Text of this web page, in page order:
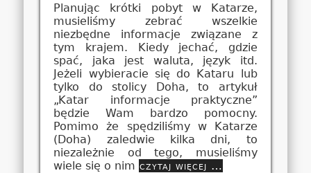
Planując krótki pobyt w Katarze,
musieliśmy zebrać wszelkie
niezbędne informacje związane z
tym krajem. Kiedy jechać, gdzie
spać, jaka jest waluta, język itd.
Jeżeli wybieracie się do Kataru lub
tylko do stolicy Doha, to artykuł
„Katar informacje praktyczne”
będzie Wam bardzo pomocny.
Pomimo że spędziliśmy w Katarze
(Doha) zaledwie kilka dni, to
niezależnie od tego, musieliśmy
wiele się o nim czytaj więcej …